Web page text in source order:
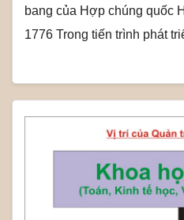
bang của Hợp chúng quốc
1776 Trong tiến trình phát